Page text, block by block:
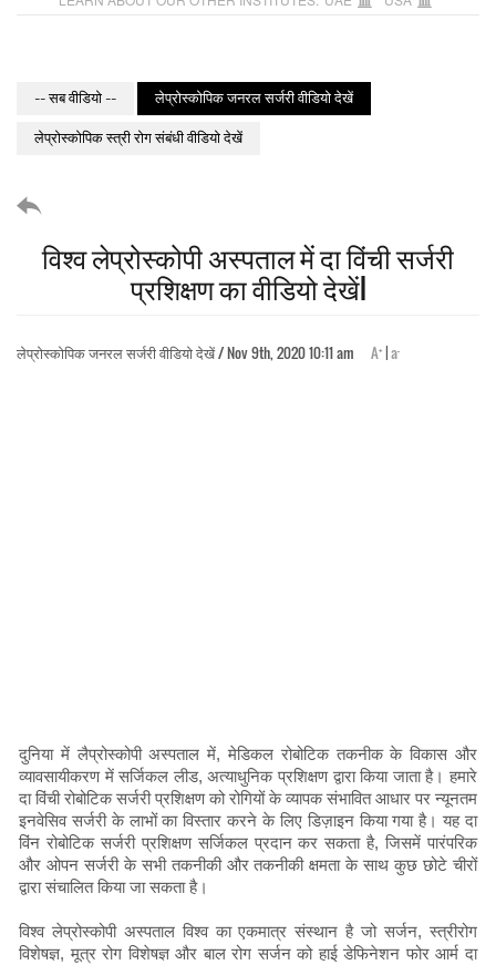
-- सब वीडियो -- लेप्रोस्कोपिक जनरल सर्जरी वीडियो देखें
लेप्रोस्कोपिक स्त्री रोग संबंधी वीडियो देखें
विश्व लेप्रोस्कोपी अस्पताल में दा विंची सर्जरी
प्रशिक्षण का वीडियो देखेंl
लेप्रोस्कोपिक जनरल सर्जरी वीडियो देखें / Nov 9th, 2020 10:11 am A+ |a-
दुनिया में लैप्रोस्कोपी अस्पताल में, मेडिकल रोबोटिक तकनीक के विकास और
व्यावसायीकरण में सर्जिकल लीड, अत्याधुनिक प्रशिक्षण द्वारा किया जाता है। हमारे
दा विंची रोबोटिक सर्जरी प्रशिक्षण को रोगियों के व्यापक संभावित आधार पर न्यूनतम
इनवेसिव सर्जरी के लाभों का विस्तार करने के लिए डिज़ाइन किया गया है। यह दा
विंन रोबोटिक सर्जरी प्रशिक्षण सर्जिकल प्रदान कर सकता है, जिसमें पारंपरिक
और ओपन सर्जरी के सभी तकनीकी और तकनीकी क्षमता के साथ कुछ छोटे चीरों
द्वारा संचालित किया जा सकता है।
विश्व लेप्रोस्कोपी अस्पताल विश्व का एकमात्र संस्थान है जो सर्जन, स्त्रीरोग
विशेषज्ञ, मूत्र रोग विशेषज्ञ और बाल रोग सर्जन को हाई डेफिनेशन फोर आर्म दा